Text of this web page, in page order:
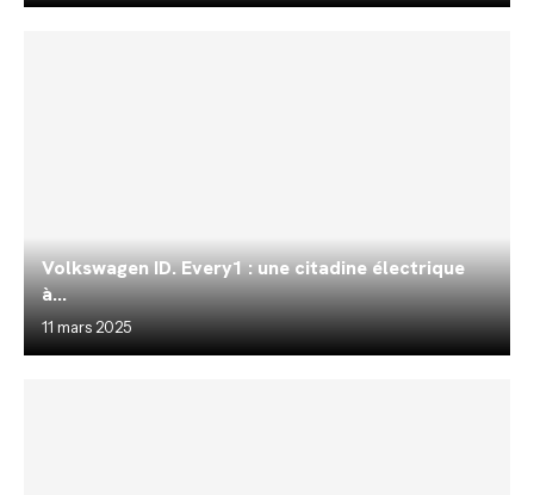
Volkswagen ID. Every1 : une citadine électrique
à...
11 mars 2025